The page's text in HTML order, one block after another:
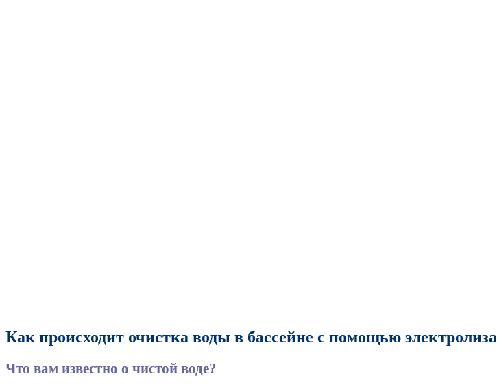
Как происходит очистка воды в бассейне с помощью электролиза
Что вам известно о чистой воде?